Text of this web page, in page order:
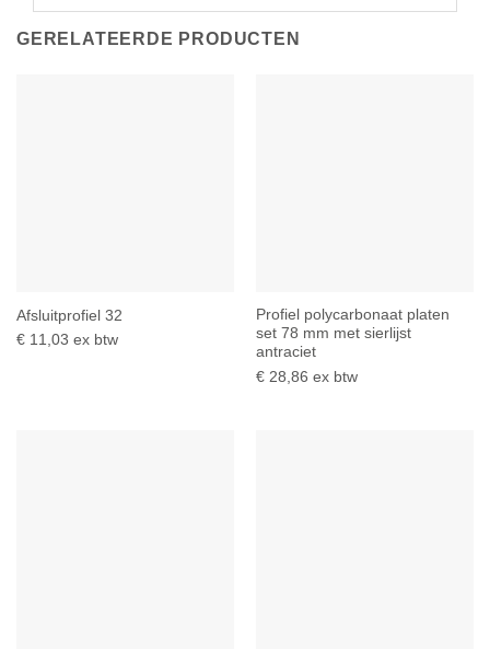
GERELATEERDE PRODUCTEN
Afsluitprofiel 32
€11,03 ex btw
Profiel polycarbonaat platen
set 78 mm met sierlijst
antraciet
€28,86 ex btw